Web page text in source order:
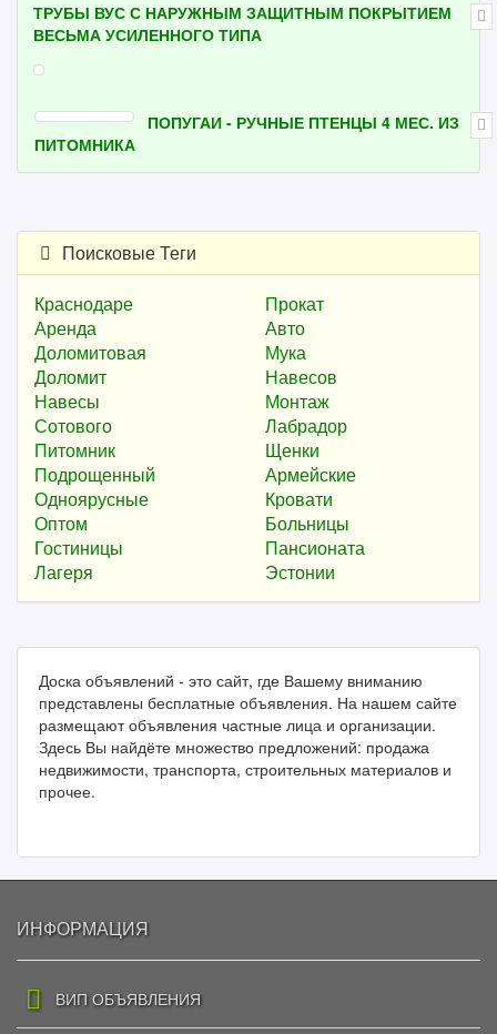
ТРУБЫ ВУС С НАРУЖНЫМ ЗАЩИТНЫМ ПОКРЫТИЕМ
ВЕСЬМА УСИЛЕННОГО ТИПА
ПОПУГАИ - РУЧНЫЕ ПТЕНЦЫ 4 МЕС. ИЗ
ПИТОМНИКА
Поисковые Теги
Краснодаре
Прокат
Аренда
Авто
Доломитовая
Мука
Доломит
Навесов
Навесы
Монтаж
Сотового
Лабрадор
Питомник
Щенки
Подрощенный
Армейские
Одноярусные
Кровати
Оптом
Больницы
Гостиницы
Пансионата
Лагеря
Эстонии
Доска объявлений - это сайт, где Вашему вниманию
представлены бесплатные объявления. На нашем сайте
размещают объявления частные лица и организации.
Здесь Вы найдёте множество предложений: продажа
недвижимости, транспорта, строительных материалов и
прочее.
ИНФОРМАЦИЯ
ВИП ОБЪЯВЛЕНИЯ